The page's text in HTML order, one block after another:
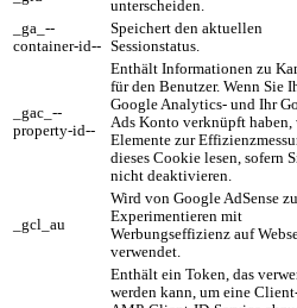
unterscheiden.
_ga_--
container-id--
Speichert den aktuellen
Sessionstatus.
_gac_--
property-id--
Enthält Informationen zu
für den Benutzer. Wenn Sie
Google Analytics- und Ihr
Ads Konto verknüpft haben,
Elemente zur
dieses Cookie lesen, sofern
nicht deaktivieren.
_gcl_au
Wird von Google AdSense
Experimentieren mit
Werbungseffizienz auf
verwendet.
Enthält ein Token, das
werden kann, um eine